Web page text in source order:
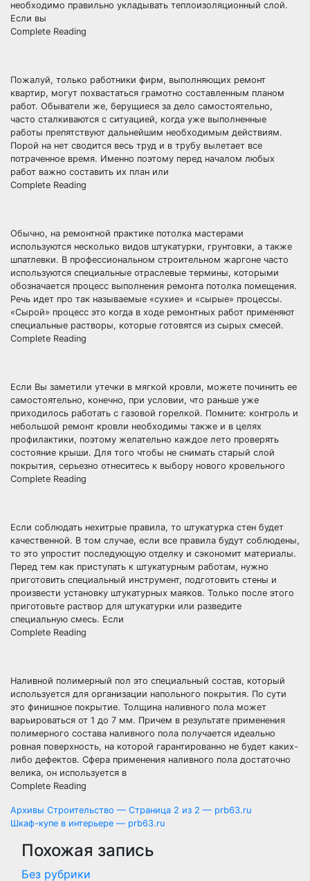
необходимо правильно укладывать теплоизоляционный слой.
Если вы
Complete Reading
Пожалуй, только работники фирм, выполняющих ремонт
квартир, могут похвастаться грамотно составленным планом
работ. Обыватели же, берущиеся за дело самостоятельно,
часто сталкиваются с ситуацией, когда уже выполненные
работы препятствуют дальнейшим необходимым действиям.
Порой на нет сводится весь труд и в трубу вылетает все
потраченное время. Именно поэтому перед началом любых
работ важно составить их план или
Complete Reading
Обычно, на ремонтной практике потолка мастерами
используются несколько видов штукатурки, грунтовки, а также
шпатлевки. В профессиональном строительном жаргоне часто
используются специальные отраслевые термины, которыми
обозначается процесс выполнения ремонта потолка помещения.
Речь идет про так называемые «сухие» и «сырые» процессы.
«Сырой» процесс это когда в ходе ремонтных работ применяют
специальные растворы, которые готовятся из сырых смесей.
Complete Reading
Если Вы заметили утечки в мягкой кровли, можете починить ее
самостоятельно, конечно, при условии, что раньше уже
приходилось работать с газовой горелкой. Помните: контроль и
небольшой ремонт кровли необходимы также и в целях
профилактики, поэтому желательно каждое лето проверять
состояние крыши. Для того чтобы не снимать старый слой
покрытия, серьезно отнеситесь к выбору нового кровельного
Complete Reading
Если соблюдать нехитрые правила, то штукатурка стен будет
качественной. В том случае, если все правила будут соблюдены,
то это упростит последующую отделку и сэкономит материалы.
Перед тем как приступать к штукатурным работам, нужно
приготовить специальный инструмент, подготовить стены и
произвести установку штукатурных маяков. Только после этого
приготовьте раствор для штукатурки или разведите
специальную смесь. Если
Complete Reading
Наливной полимерный пол это специальный состав, который
используется для организации напольного покрытия. По сути
это финишное покрытие. Толщина наливного пола может
варьироваться от 1 до 7 мм. Причем в результате применения
полимерного состава наливного пола получается идеально
ровная поверхность, на которой гарантированно не будет каких-
либо дефектов. Сфера применения наливного пола достаточно
велика, он используется в
Complete Reading
Навигация
по
записям
Архивы Строительство — Страница 2 из 2 — prb63.ru
Шкаф-купе в интерьере — prb63.ru
Похожая запись
Без рубрики